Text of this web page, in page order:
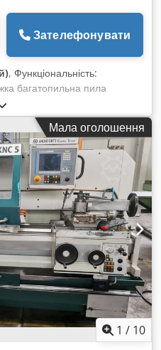
Зателефонувати
, Функціональність:
багатопильна пила
Ширина ланцюгового
пилкових втулок 570
верхні ролики. Електричне
Ланцюг зі шпильками.
гідравлічна подача 0–
75 кВт з пневматичною
2 пилкові втулки. Захисні
тощо. Встановлено
Abextwvte Tsf
Мала оголошення
1 / 10